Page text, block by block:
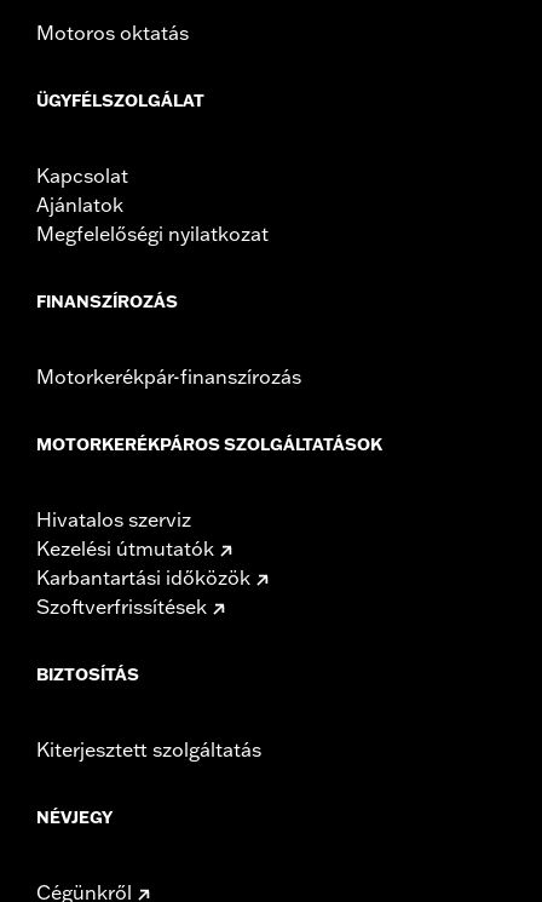
Motoros oktatás
ÜGYFÉLSZOLGÁLAT
Kapcsolat
Ajánlatok
Megfelelőségi nyilatkozat
FINANSZÍROZÁS
Motorkerékpár-finanszírozás
MOTORKERÉKPÁROS SZOLGÁLTATÁSOK
Hivatalos szerviz
Kezelési útmutatók
Karbantartási időközök
Szoftverfrissítések
BIZTOSÍTÁS
Kiterjesztett szolgáltatás
NÉVJEGY
Cégünkről